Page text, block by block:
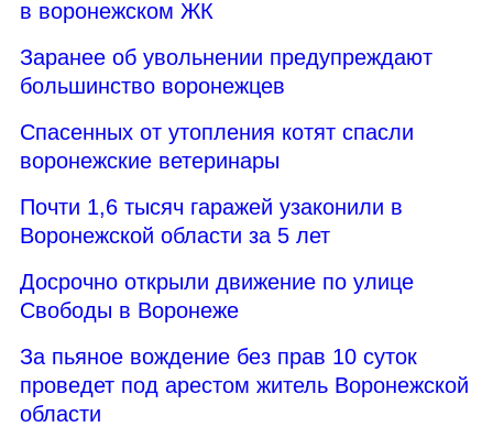
в воронежском ЖК
Заранее об увольнении предупреждают
большинство воронежцев
Спасенных от утопления котят спасли
воронежские ветеринары
Почти 1,6 тысяч гаражей узаконили в
Воронежской области за 5 лет
Досрочно открыли движение по улице
Свободы в Воронеже
За пьяное вождение без прав 10 суток
проведет под арестом житель Воронежской
области